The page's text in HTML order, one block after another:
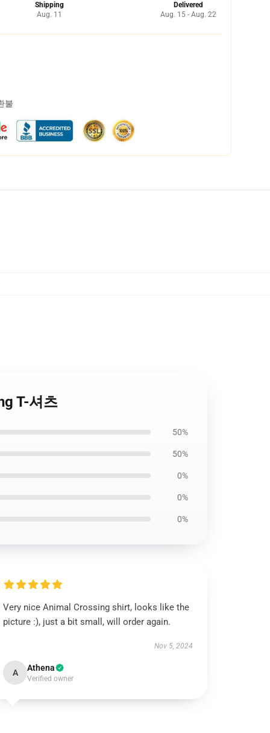
Shipping
Aug. 11
Delivered
Aug. 15 - Aug. 22
불
T-셔츠
50%
50%
0%
0%
0%
Very nice Animal Crossing shirt, looks like the
picture :), just a bit small, will order again.
Nov 5, 2024
A Athena
Verified owner